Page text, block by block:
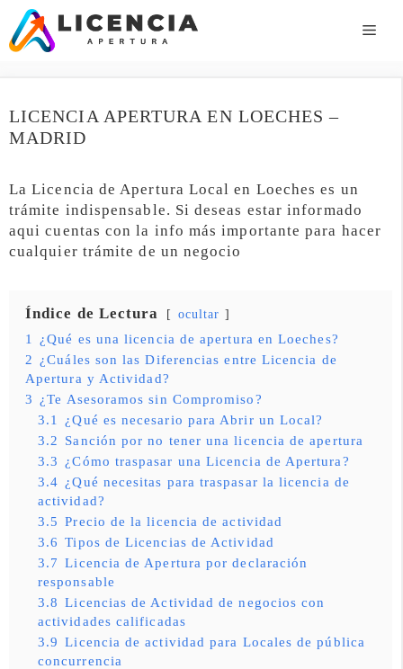
Saltar
contenido
LICENCIA APERTURA EN LOECHES –
MADRID
La Licencia de Apertura Local en Loeches es un
trámite indispensable. Si deseas estar informado
aqui cuentas con la info más importante para hacer
cualquier trámite de un negocio
Índice de Lectura ocultar
1
¿Qué es una licencia de apertura en Loeches?
2 ¿Cuáles son las Diferencias entre Licencia de
Apertura y Actividad?
3 ¿Te Asesoramos sin Compromiso?
3.1
¿Qué es necesario para Abrir un Local?
3.2 Sanción por no tener una licencia de apertura
3.3 ¿Cómo traspasar una Licencia de Apertura?
3.4 ¿Qué necesitas para traspasar la licencia de
actividad?
3.5 Precio de la licencia de actividad
3.6 Tipos de Licencias de Actividad
3.7 Licencia de Apertura por declaración
responsable
3.8 Licencias de Actividad de negocios con
actividades calificadas
3.9 Licencia de actividad para Locales de pública
concurrencia